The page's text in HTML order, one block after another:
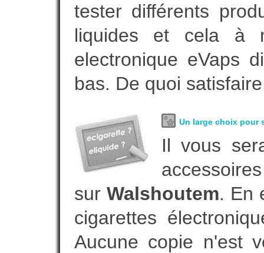
tester différents
liquides et cela à
electronique eVaps
bas. De quoi
Un large choix pour
Il vous
sur Walshoutem. En
cigarettes
Aucune copie n'est